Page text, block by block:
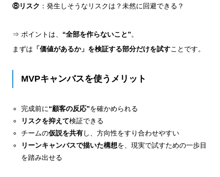
⑧リスク ：発生しそうなリスクは？未然に回避できる？
⇒ ポイントは、 “全部を作らないこと”。
まずは 「価値があるか」を検証する部分だけを試すことです。
MVPキャンバスを使うメリット
完成前に“顧客の反応”を確かめられる
リスクを抑えて検証できる
チームの仮説を共有し、方向性をすり合わせやすい
リーンキャンバスで描いた構想を、現実で試すための一歩目
を踏み出せる